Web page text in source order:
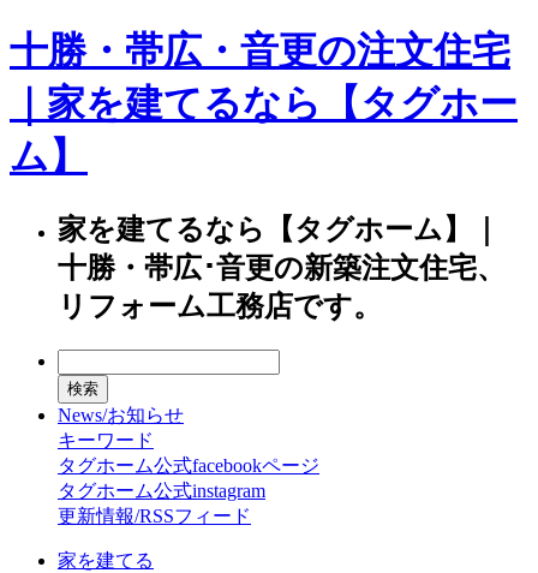
十勝・帯広・音更の注文住宅
｜家を建てるなら【タグホー
ム】
家を建てるなら【タグホーム】｜
十勝・帯広･音更の新築注文住宅、
リフォーム工務店です。
News/お知らせ
キーワード
タグホーム公式facebookページ
タグホーム公式instagram
更新情報/RSSフィード
家を建てる